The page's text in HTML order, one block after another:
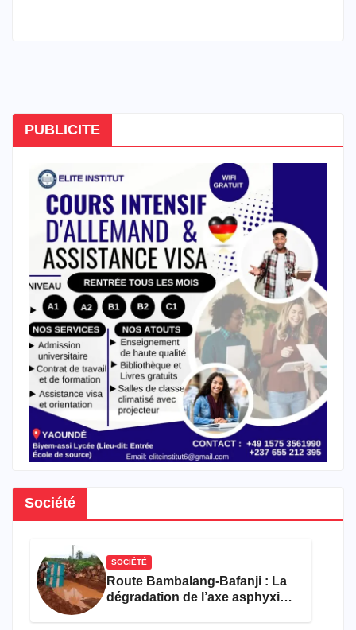
PUBLICITE
Société
SOCIÉTÉ
Route Bambalang-Bafanji : La
dégradation de l’axe asphyxie